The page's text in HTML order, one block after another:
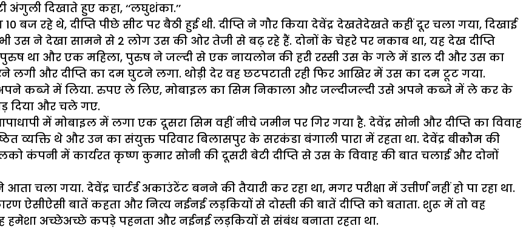
दिखाते हुए कहा, ‘‘लघुशंका.’’
बज रहे थे, दीप्ति पीछे सीट पर बैठी हुई थी. दीप्ति ने गौर किया देवेंद्र देखतेदेखते कहीं दूर चला गया, दिखाई
उस ने देखा सामने से 2 लोग उस की ओर तेजी से बढ़ रहे हैं. दोनों के चेहरे पर नकाब था, यह देख दीप्ति
था और एक महिला, पुरुष ने जल्दी से एक नायलोन की हरी रस्सी उस के गले में डाल दी और उस का
और दीप्ति का दम घुटने लगा. थोड़ी देर वह छटपटाती रही फिर आखिर में उस का दम टूट गया.
कब्जे में लिया. रुपए ले लिए, मोबाइल का सिम निकाला और जल्दीजल्दी उसे अपने कब्जे में ले कर के
दिया और चले गए.
में मोबाइल में लगा एक दूसरा सिम वहीं नीचे जमीन पर गिर गया है. देवेंद्र सोनी और दीप्ति का विवाह
व्यक्ति थे और उन का संयुक्त परिवार बिलासपुर के सरकंडा बंगाली पारा में रहता था. देवेंद्र बीकौम की
कंपनी में कार्यरत कृष्ण कुमार सोनी की दूसरी बेटी दीप्ति से उस के विवाह की बात चलाई और दोनों
चला गया. देवेंद्र चार्टर्ड अकाउंटेंट बनने की तैयारी कर रहा था, मगर परीक्षा में उत्तीर्ण नहीं हो पा रहा था.
ऐसीऐसी बातें कहता और नित्य नईनई लड़कियों से दोस्ती की बातें दीप्ति को बताता. शुरू में तो वह
हमेशा अच्छेअच्छे कपड़े पहनता और नईनई लड़कियों से संबंध बनाता रहता था.